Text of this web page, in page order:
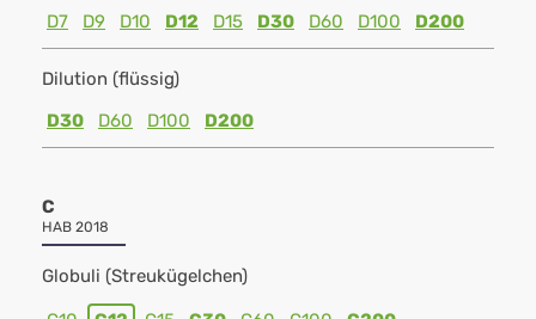
D7
D9 D10 D12 D15 D30 D60 D100 D200
Dilution (flüssig)
D30
D60 D100 D200
C
HAB 2018
Globuli (Streukügelchen)